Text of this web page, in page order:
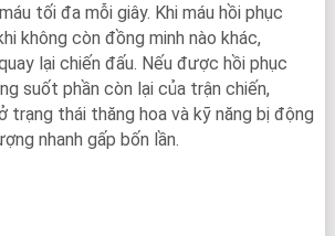
tối đa mỗi giây. Khi máu hồi phục
không còn đồng minh nào khác,
lại chiến đấu. Nếu được hồi phục
suốt phần còn lại của trận chiến,
trạng thái thăng hoa và kỹ năng bị động
nhanh gấp bốn lần.